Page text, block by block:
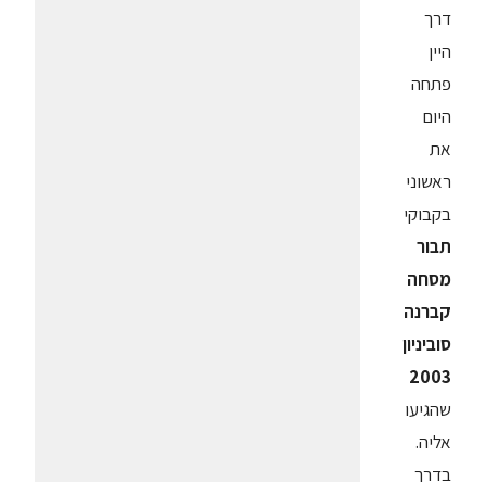
דרך
היין
פתחה
היום
את
ראשוני
בקבוקי
תבור
מסחה
קברנה
סוביניון
2003
שהגיעו
אליה.
בדרך